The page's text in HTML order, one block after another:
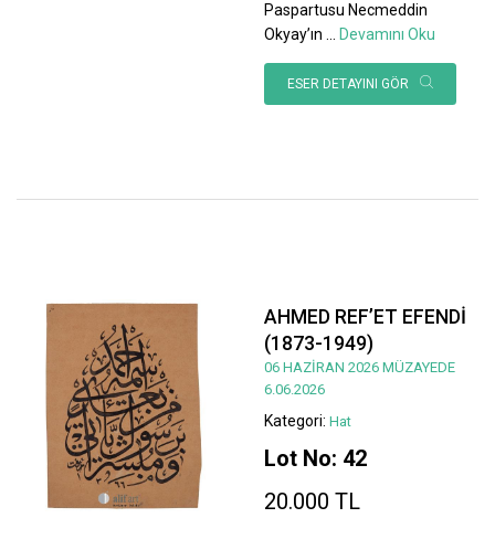
Paspartusu Necmeddin
Okyay’ın
Devamını Oku
ESER DETAYINI GÖR
AHMED REF’ET EFENDİ
(1873-1949)
06 HAZİRAN 2026 MÜZAYEDE
6.06.2026
Kategori: Hat
Lot No: 42
20.000 TL